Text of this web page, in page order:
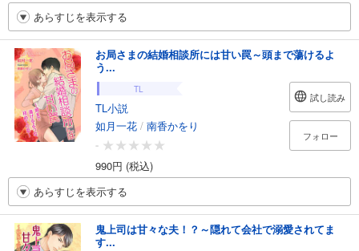
あらすじを表示する
お局さまの結婚相談所には甘い罠～頭まで蕩けるよ
う...
TL
TL小説
如月一花 / 南香かをり
-
990円 (税込)
試し読み
フォロー
あらすじを表示する
鬼上司は甘々な夫！？～隠れて会社で溺愛されてま
す...